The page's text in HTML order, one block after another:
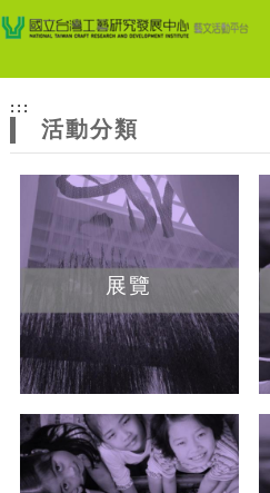
網
站
主
題
跳到主要內容
網站導覽
:::
活動分類
展覽